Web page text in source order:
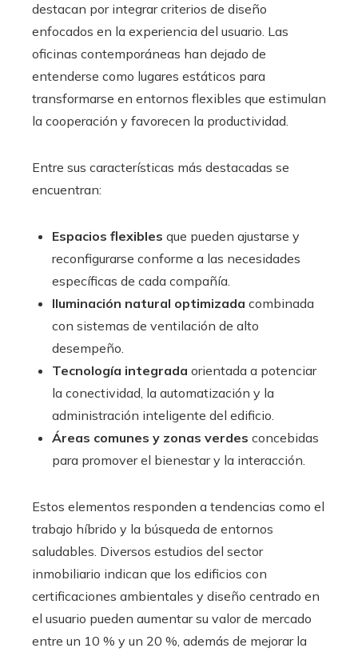
destacan por integrar criterios de diseño
enfocados en la experiencia del usuario. Las
oficinas contemporáneas han dejado de
entenderse como lugares estáticos para
transformarse en entornos flexibles que estimulan
la cooperación y favorecen la productividad.
Entre sus características más destacadas se
encuentran:
Espacios flexibles que pueden ajustarse y
reconfigurarse conforme a las necesidades
específicas de cada compañía.
Iluminación natural optimizada combinada
con sistemas de ventilación de alto
desempeño.
Tecnología integrada orientada a potenciar
la conectividad, la automatización y la
administración inteligente del edificio.
Áreas comunes y zonas verdes concebidas
para promover el bienestar y la interacción.
Estos elementos responden a tendencias como el
trabajo híbrido y la búsqueda de entornos
saludables. Diversos estudios del sector
inmobiliario indican que los edificios con
certificaciones ambientales y diseño centrado en
el usuario pueden aumentar su valor de mercado
entre un 10 % y un 20 %, además de mejorar la